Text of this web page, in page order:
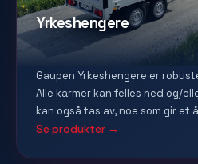
Yrkeshengere
Gaupen Yrkeshengere er
Alle karmer kan felles ned og/
kan også tas av, noe som gir et
Se produkter →